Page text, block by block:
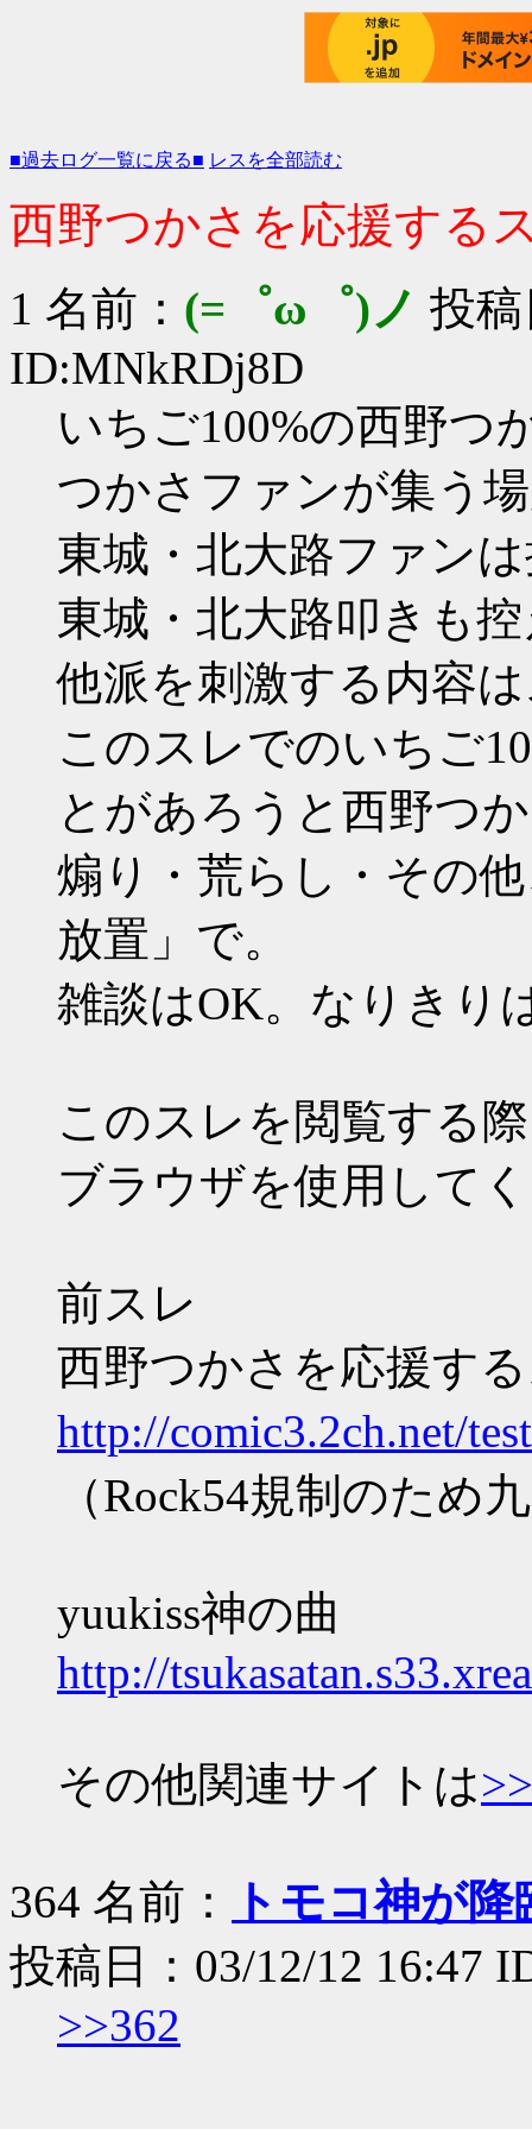
■過去ログ一覧に戻る■ レスを全部読む
西野つかさを応援する
1 名前： (=゜ω゜)ノ 投稿
ID:MNkRDj8D
いちご100%の西野つ
つかさファンが集う
東城・北大路ファン
東城・北大路叩きも
他派を刺激する内容
このスレでのいちご
とがあろうと西野つ
煽り・荒らし・その
放置」で。
雑談はOK。なりきり
このスレを閲覧する
ブラウザを使用して
前スレ
西野つかさを応援す
http://comic3.2ch.net/
（Rock54規制のた
yuukiss神の曲
http://
その他関連サイトは
364 名前：
トモコ神が
投稿日：03/12/12 16:47
>>362